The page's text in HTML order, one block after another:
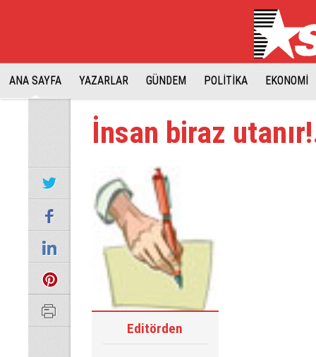
ANA SAYFA YAZARLAR GÜNDEM POLİTİKA EKONOMİ
İnsan biraz
Editörden